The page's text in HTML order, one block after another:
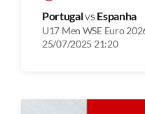
Portugalvs Espanha
U17 Men WSE Euro
25/07/2025 21:20